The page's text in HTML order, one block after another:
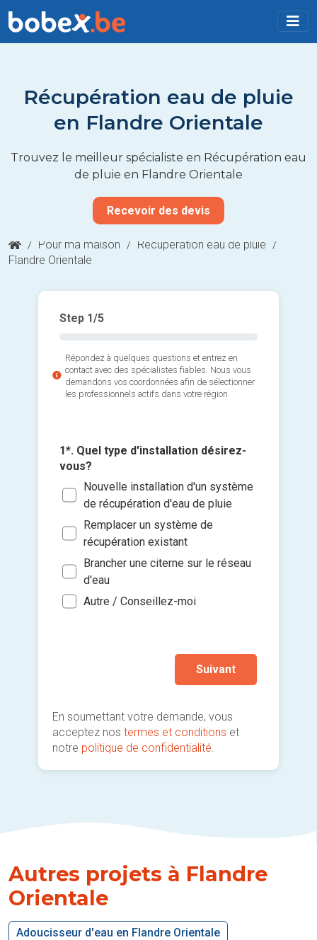
Récupération eau de pluie
en Flandre Orientale
Trouvez le meilleur spécialiste en Récupération eau
de pluie en Flandre Orientale
Recevoir des devis
/ Pour ma maison / Récupération eau de pluie /
Flandre Orientale
Step 1/5
Répondez à quelques questions et entrez en
contact avec des spécialistes fiables. Nous vous
demandons vos coordonnées afin de sélectionner
les professionnels actifs dans votre région.
1*. Quel type d'installation désirez-
vous?
Nouvelle installation d'un système
de récupération d'eau de pluie
Remplacer un système de
récupération existant
Brancher une citerne sur le réseau
d'eau
Autre / Conseillez-moi
Suivant
En soumettant votre demande, vous
acceptez nostermes et conditions et
notre politique de confidentialité
Autres projets à Flandre
Orientale
Adoucisseur d'eau en Flandre Orientale